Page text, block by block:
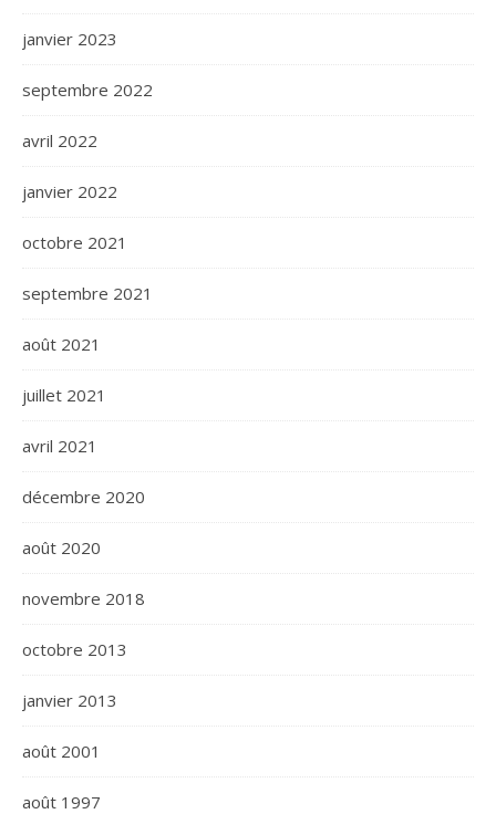
janvier 2023
septembre 2022
avril 2022
janvier 2022
octobre 2021
septembre 2021
août 2021
juillet 2021
avril 2021
décembre 2020
août 2020
novembre 2018
octobre 2013
janvier 2013
août 2001
août 1997